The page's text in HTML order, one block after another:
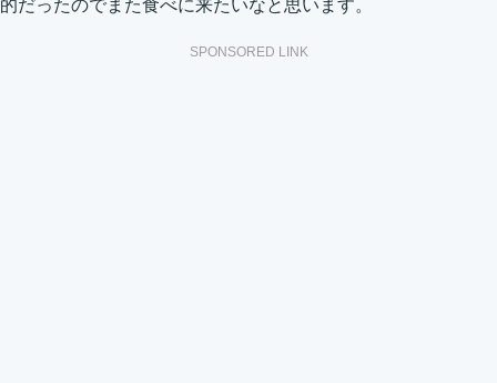
的だったのでまた食べに来たいなと思います。
SPONSORED LINK